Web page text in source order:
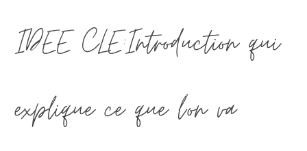
IDEE CLE:Introduction qui
explique ce que l'on va